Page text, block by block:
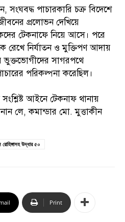
সংঘবদ্ধ পাচারকারি চক্র বিদেশে
প্রলোভন দেখিয়ে
টেকনাফে নিয়ে আসে। পরে
রেখে নির্যাতন ও মুক্তিপণ আদায়
ভুক্তভোগীদের সাগরপথে
পরিকল্পনা করেছিল।
আইনে টেকনাফ থানায়
লে, কমান্ডার মো. মুত্তাকীন
রোহিঙ্গাসহ উদ্ধার ৫০
Print